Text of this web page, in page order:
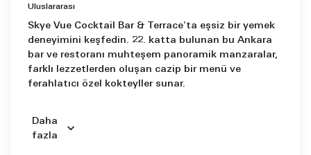
Uluslararası
Skye Vue Cocktail Bar & Terrace'ta eşsiz bir yemek
deneyimini keşfedin. 22. katta bulunan bu Ankara
bar ve restoranı muhteşem panoramik manzaralar,
farklı lezzetlerden oluşan cazip bir menü ve
ferahlatıcı özel kokteyller sunar.
Daha
fazla